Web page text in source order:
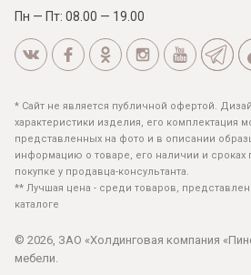
Пн — Пт: 08.00 — 19.00
* Сайт не является публичной офертой.
характеристики изделия, его комплектация
представленных на фото и в описании
информацию о товаре, его наличии и сроках
покупке у продавца-консультанта.
** Лучшая цена - среди товаров,
каталоге
© 2026, ЗАО «Холдинговая компания
мебели.